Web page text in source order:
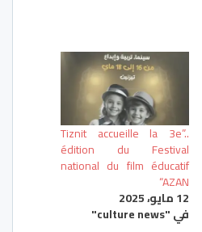
..”Tiznit accueille la 3e
édition du Festival
national du film éducatif
“AZAN
12 مايو، 2025
في "culture news"